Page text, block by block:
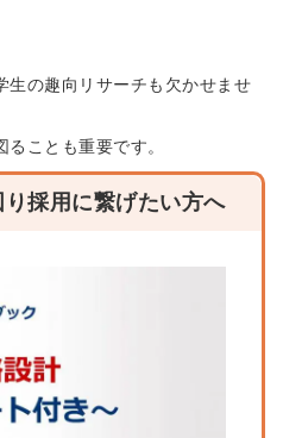
生の趣向リサーチも欠かせませ
ことも重要です。
採用に繋げたい方へ